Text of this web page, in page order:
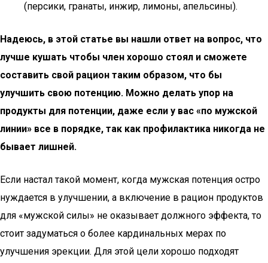
(персики, гранаты, инжир, лимоны, апельсины).
Надеюсь, в этой статье вы нашли ответ на вопрос, что
лучше кушать чтобы член хорошо стоял и сможете
составить свой рацион таким образом, что бы
улучшить свою потенцию. Можно делать упор на
продукты для потенции, даже если у вас «по мужской
линии» все в порядке, так как профилактика никогда не
бывает лишней.
Если настал такой момент, когда мужская потенция остро
нуждается в улучшении, а включение в рацион продуктов
для «мужской силы» не оказывает должного эффекта, то
стоит задуматься о более кардинальных мерах по
улучшения эрекции. Для этой цели хорошо подходят